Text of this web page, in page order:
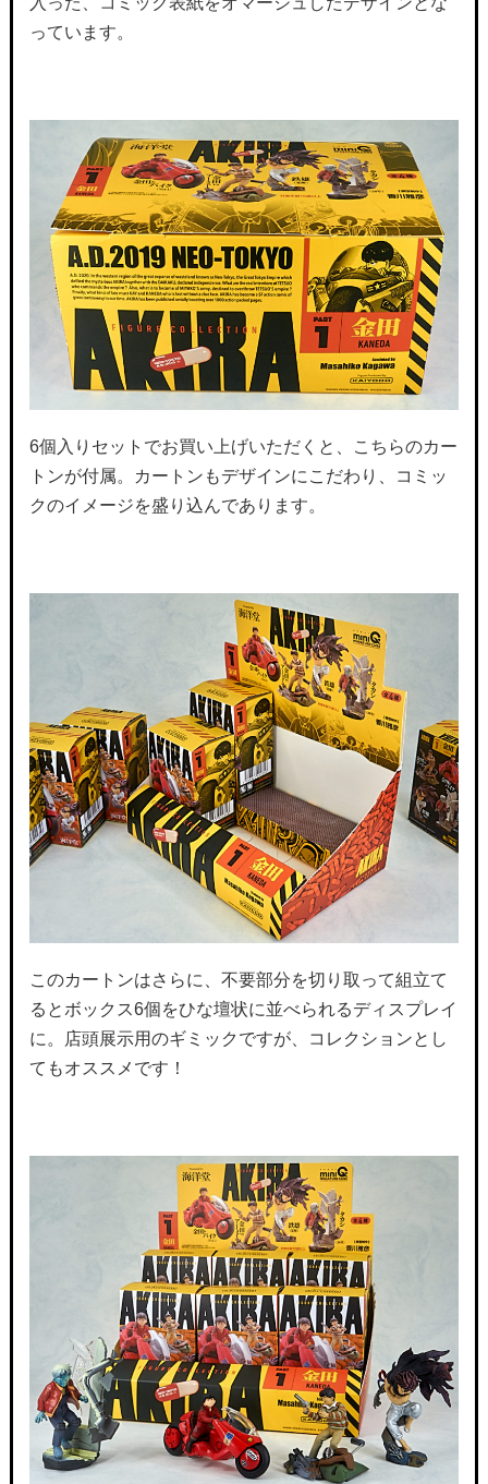
っています。
6個入りセットでお買い上げいただくと、こちらのカー
トンが付属。カートンもデザインにこだわり、コミッ
クのイメージを盛り込んであります。
このカートンはさらに、不要部分を切り取って組立て
るとボックス6個をひな壇状に並べられるディスプレイ
に。店頭展示用のギミックですが、コレクションとし
てもオススメです！